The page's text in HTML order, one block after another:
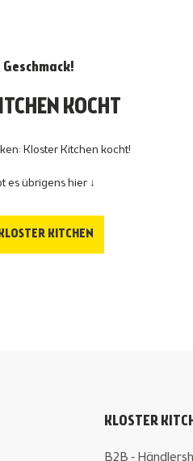
Geschmack!
KOCHT
Kloster Kitchen kocht!
es übrigens hier ↓
KITCHEN
KLOSTER
B2B -